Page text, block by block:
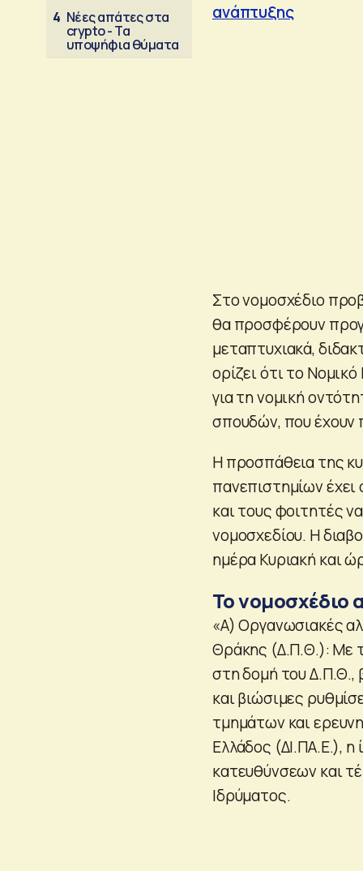
4 Νέες απάτες στα
crypto - Τα
υποψήφια θύματα
ανάπτυξης
Στο νομοσχέδιο
θα προσφέρουν
μεταπτυχιακά,
ορίζει ότι το
για τη νομική
σπουδών, που έχουν
Η προσπάθεια της
πανεπιστημίων
και τους φοιτητές
νομοσχεδίου. Η
ημέρα Κυριακή και
Το νομοσχέδιο
«Α) Οργανωσιακές
Θράκης (Δ.Π.Θ.): Με
στη δομή του Δ.Π.Θ.,
και βιώσιμες
τμημάτων και
Ελλάδος (ΔΙ.ΠΑ.Ε.),
κατευθύνσεων και
Ιδρύματος.